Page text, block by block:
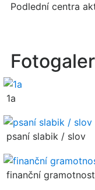
Podlední centra
1a
psaní slabik / slov
finanční gramotnost